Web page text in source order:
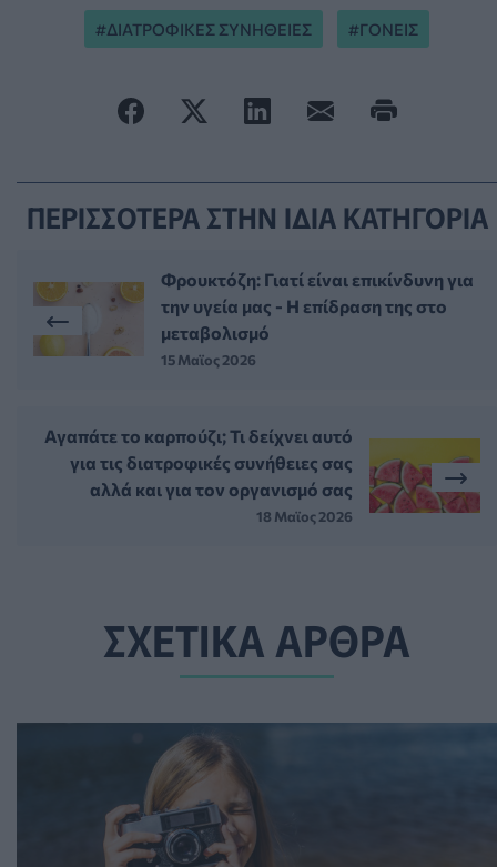
ΔΙΑΤΡΟΦΙΚΕΣ ΣΥΝΗΘΕΙΕΣ ΓΟΝΕΙΣ
ΠΕΡΙΣΣΟΤΕΡΑ ΣΤΗΝ ΙΔΙΑ ΚΑΤΗΓΟΡΙΑ
Φρουκτόζη: Γιατί είναι επικίνδυνη για
την υγεία μας - Η επίδραση της στο
μεταβολισμό
15 Μαϊος 2026
Αγαπάτε το καρπούζι; Τι δείχνει αυτό
για τις διατροφικές συνήθειες σας
αλλά και για τον οργανισμό σας
18 Μαϊος 2026
ΣΧΕΤΙΚΑ ΑΡΘΡΑ